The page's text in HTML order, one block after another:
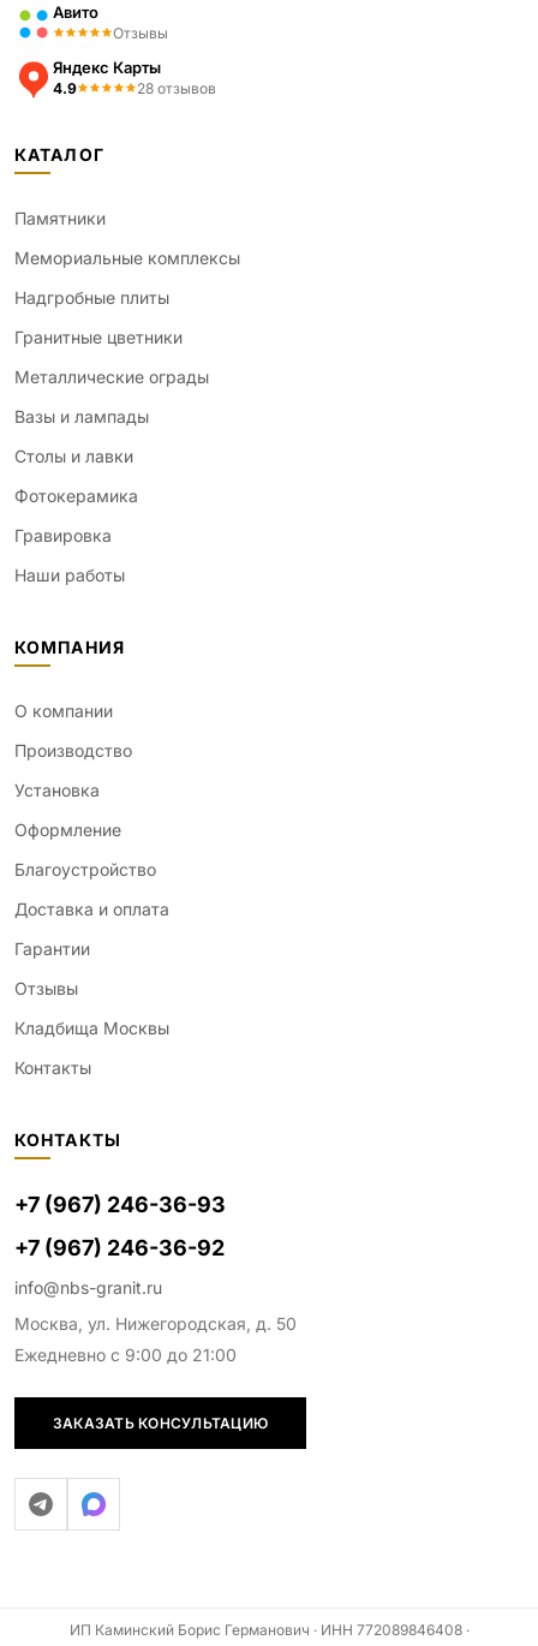
Авито
Отзывы
Яндекс Карты
4.9 28 отзывов
КАТАЛОГ
Памятники
Мемориальные комплексы
Надгробные плиты
Гранитные цветники
Металлические ограды
Вазы и лампады
Столы и лавки
Фотокерамика
Гравировка
Наши работы
КОМПАНИЯ
О компании
Производство
Установка
Оформление
Благоустройство
Доставка и оплата
Гарантии
Отзывы
Кладбища Москвы
Контакты
КОНТАКТЫ
+7 (967) 246-36-93
+7 (967) 246-36-92
info@nbs-granit.ru
Москва, ул. Нижегородская, д. 50
Ежедневно с 9:00 до 21:00
ЗАКАЗАТЬ КОНСУЛЬТАЦИЮ
ИП Каминский Борис Германович · ИНН 772089846408 ·